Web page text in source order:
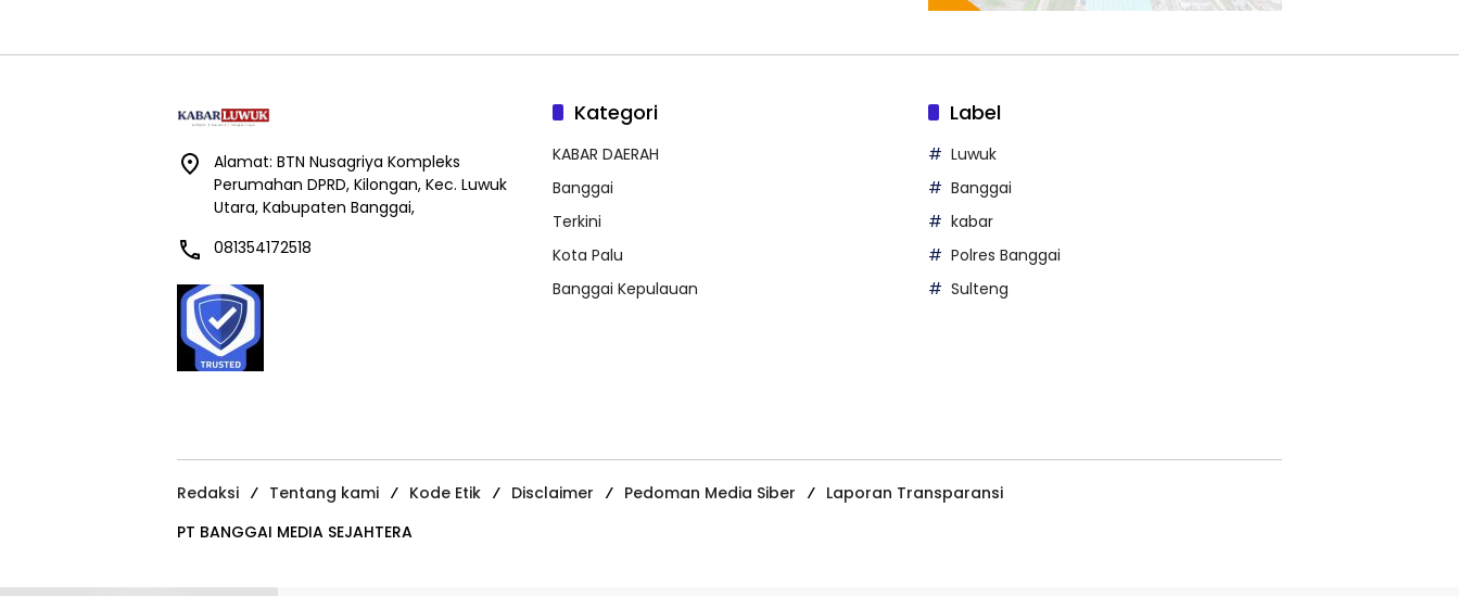
Alamat: BTN Nusagriya Kompleks
Perumahan DPRD, Kilongan, Kec. Luwuk
Utara, Kabupaten Banggai,
081354172518
Kategori
KABAR DAERAH
Banggai
Terkini
Kota Palu
Banggai Kepulauan
Label
Luwuk
Banggai
kabar
Polres Banggai
Sulteng
Redaksi Tentang kami Kode Etik Disclaimer Pedoman Media Siber
Laporan Transparansi
PT BANGGAI MEDIA SEJAHTERA